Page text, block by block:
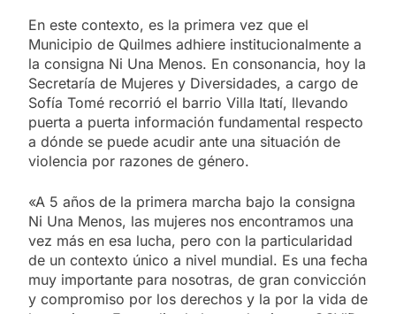
En este contexto, es la primera vez que el
Municipio de Quilmes adhiere institucionalmente a
la consigna Ni Una Menos. En consonancia, hoy la
Secretaría de Mujeres y Diversidades, a cargo de
Sofía Tomé recorrió el barrio Villa Itatí, llevando
puerta a puerta información fundamental respecto
a dónde se puede acudir ante una situación de
violencia por razones de género.
«A 5 años de la primera marcha bajo la consigna
Ni Una Menos, las mujeres nos encontramos una
vez más en esa lucha, pero con la particularidad
de un contexto único a nivel mundial. Es una fecha
muy importante para nosotras, de gran convicción
y compromiso por los derechos y la por la vida de